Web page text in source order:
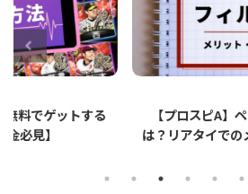
する
【プロスピA】ペーパーライ
は？リアタイでのメリット・